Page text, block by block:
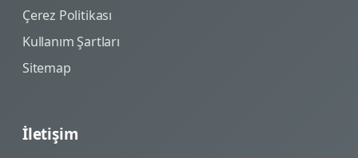
Çerez Politikası
Kullanım Şartları
Sitemap
İletişim